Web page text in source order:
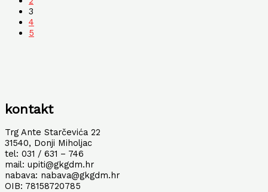
3
4
5
kontakt
Trg Ante Starčevića 22
31540, Donji Miholjac
tel: 031 / 631 – 746
mail: upiti@gkgdm.hr
nabava: nabava@gkgdm.hr
OIB: 78158720785